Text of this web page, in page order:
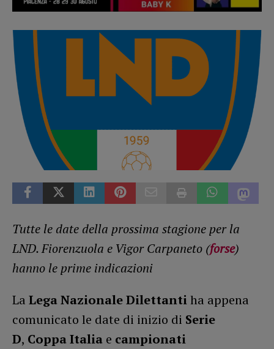
Tutte le date della prossima stagione per la
LND. Fiorenzuola e Vigor Carpaneto (forse)
hanno le prime indicazioni
La Lega Nazionale Dilettantiha appena
comunicato le date di inizio di Serie
D, Coppa Italia e campionati